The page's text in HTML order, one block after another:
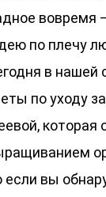
вовремя
по плечу
в нашей
по уходу
которая
если вы